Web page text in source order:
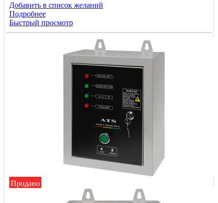
Добавить в список желаний
Подробнее
Быстрый просмотр
Продано